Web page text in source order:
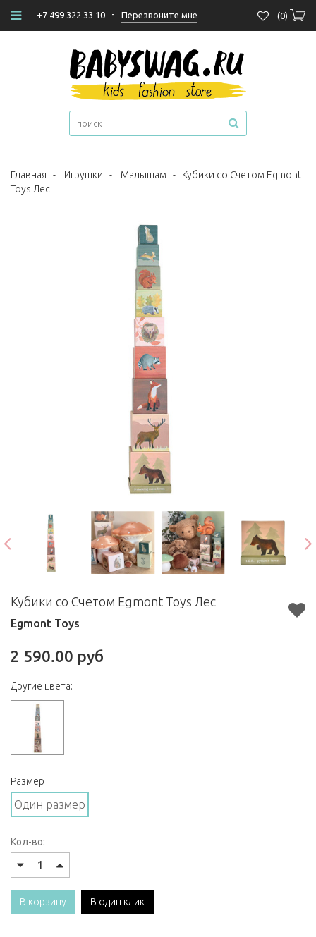
+7 499 322 33 10 - Перезвоните мне (0)
Главная - Игрушки - Малышам - Кубики со Счетом Egmont
Toys Лес
Кубики со Счетом Egmont Toys Лес
Egmont Toys
2 590.00 руб
Другие цвета:
Размер
Один размер
Кол-во:
В корзину В один клик